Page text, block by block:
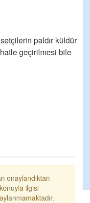
paldır küldür
geçirilmesi bile
onaylandıktan
ilgisi